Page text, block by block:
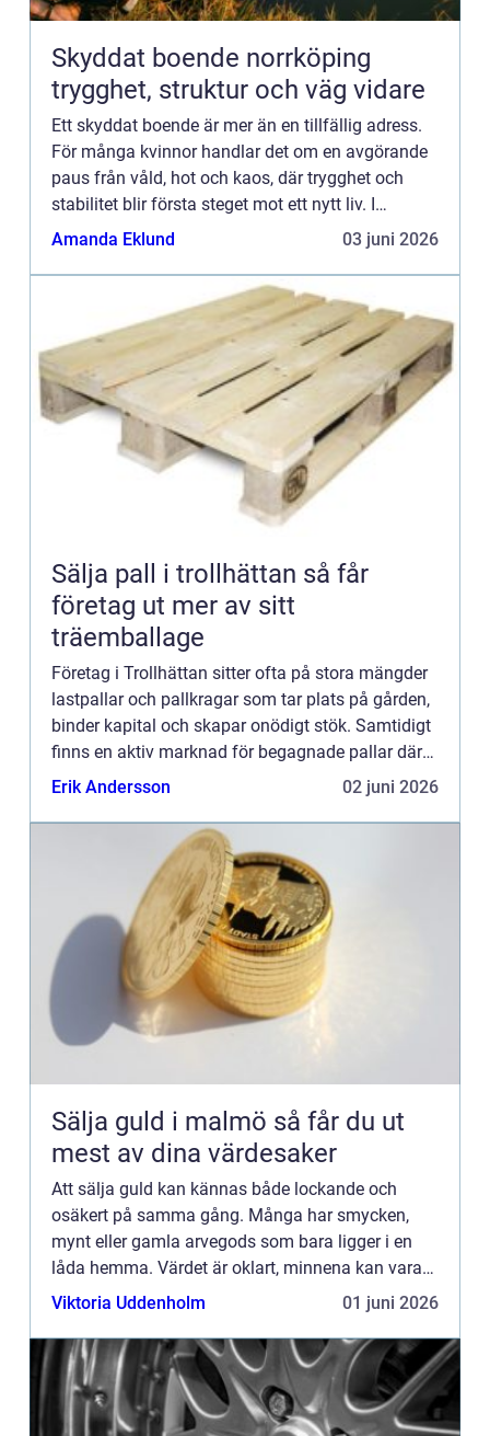
Skyddat boende norrköping
trygghet, struktur och väg vidare
Ett skyddat boende är mer än en tillfällig adress.
För många kvinnor handlar det om en avgörande
paus från våld, hot och kaos, där trygghet och
stabilitet blir första steget mot ett nytt liv. I
Norrköping finns skyddade boenden som
Amanda Eklund 03 juni 2026
Sälja pall i trollhättan så får
företag ut mer av sitt
träemballage
Företag i Trollhättan sitter ofta på stora mängder
lastpallar och pallkragar som tar plats på gården,
binder kapital och skapar onödigt stök. Samtidigt
finns en aktiv marknad för begagnade pallar där
seriösa aktörer köper, sorterar och reparerar
Erik Andersson 02 juni 2026
Sälja guld i malmö så får du ut
mest av dina värdesaker
Att sälja guld kan kännas både lockande och
osäkert på samma gång. Många har smycken,
mynt eller gamla arvegods som bara ligger i en
låda hemma. Värdet är oklart, minnena kan vara
starka och frågorna blir lätt många: Hur mycket är
Viktoria Uddenholm 01 juni 2026